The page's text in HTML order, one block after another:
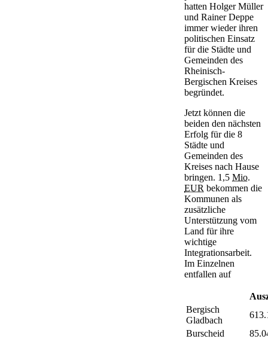
hatten Holger Müller
und Rainer Deppe
immer wieder ihren
politischen Einsatz
für die Städte und
Gemeinden des
Rheinisch-
Bergischen Kreises
begründet.
Jetzt können die
beiden den nächsten
Erfolg für die 8
Städte und
Gemeinden des
Kreises nach Hause
bringen. 1,5 Mio.
EUR bekommen die
Kommunen als
zusätzliche
Unterstützung vom
Land für ihre
wichtige
Integrationsarbeit.
Im Einzelnen
entfallen auf
Bergisch
Gladbach
Burscheid